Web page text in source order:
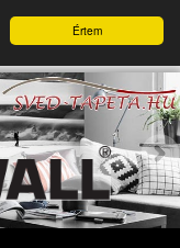
Értem